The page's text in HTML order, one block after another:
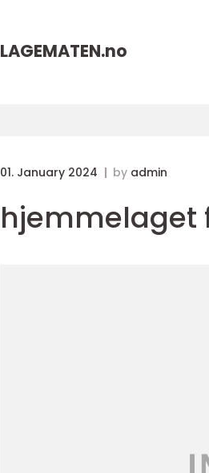
LAGEMATEN.no
01. January 2024 by admin
hjemmelaget